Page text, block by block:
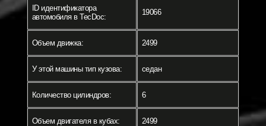
ID идентификатора
автомобиля в TecDoc:
19066
Объем движка: 2499
У этой машины тип кузова: седан
Количество цилиндров: 6
Объем двигателя в кубах: 2499